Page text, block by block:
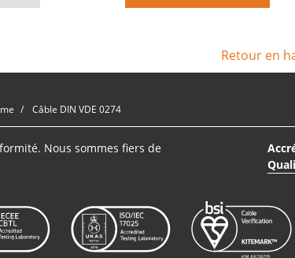
Retour en
Câble DIN VDE 0274
Nous sommes fiers de